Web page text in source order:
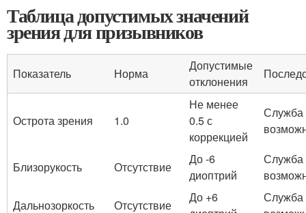
Таблица допустимых значений
зрения для призывников
Показатель Норма
Допустимые
отклонения
Острота зрения 1.0
Не менее
0.5 с
коррекцией
Служба
Близорукость Отсутствие
До -6
диоптрий
Служба
Дальнозоркость
Отсутствие
До +6
Служба